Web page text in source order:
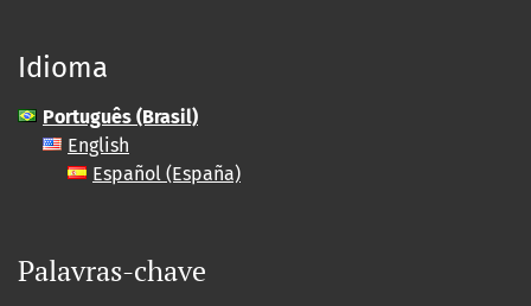
Idioma
Português (Brasil)
English
Español (España)
Palavras-chave